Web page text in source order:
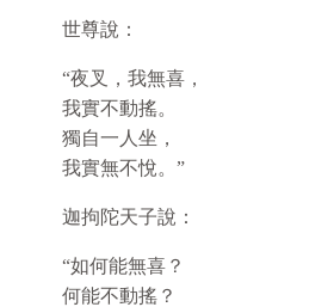
世尊說：
“夜叉，我無喜，
我實不動搖。
獨自一人坐，
我實無不悅。”
迦拘陀天子說：
“如何能無喜？
何能不動搖？